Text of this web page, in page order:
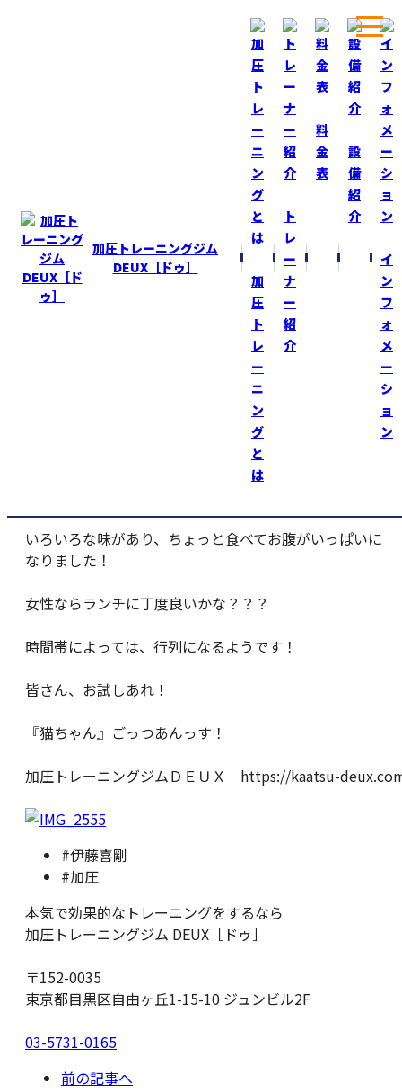
加圧トレーニングジム
DEUX［ドゥ］
加
圧
ト
レ
ー
ニ
ン
グ
と
は
ト
レ
ー
ナ
ー
紹
介
料
金
表
設
備
紹
介
イ
ン
フ
ォ
メ
ー
シ
ョ
ン
行列が出来るポテトサラダ専門店！
行列が出来るポテトサラダ専門店！
2015-4-11
昨日『猫ちゃん』がポテトサラダを差し入れしてくれた！
加圧ＤＥＵＸから３０秒位のところにある
ＴＶや雑誌でよく取り上げられるお店！
いろいろな味があり、ちょっと食べてお腹がいっぱいに
なりました！
女性ならランチに丁度良いかな？？？
時間帯によっては、行列になるようです！
皆さん、お試しあれ！
『猫ちゃん』ごっつあんっす！
加圧トレーニングジムＤＥＵＸ https://kaatsu-
#伊藤喜剛
#加圧
本気で効果的なトレーニングをするなら
加圧トレーニングジム DEUX［ドゥ］
〒152-0035
東京都目黒区自由ヶ丘1-15-10 ジュンビル2F
03-5731-0165
前の記事へ